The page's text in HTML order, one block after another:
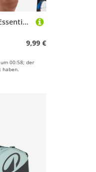
Herren Tennisshorts - Essential marineblau
9,99 €
00:58; der
haben.